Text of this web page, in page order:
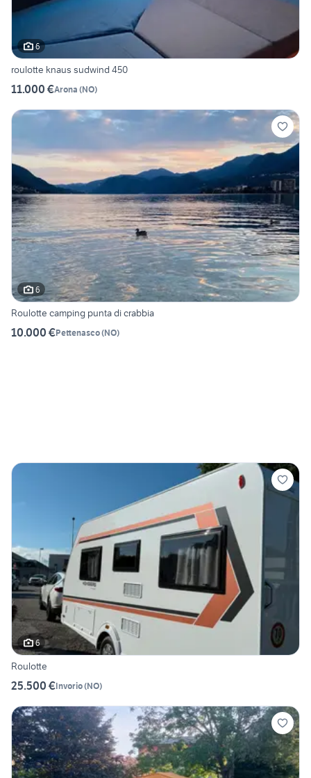
6
roulotte knaus sudwind 450
11.000 €Arona (NO)
6
Roulotte camping punta di crabbia
10.000 €Pettenasco(NO)
6
Roulotte
25.500 €Invorio(NO)